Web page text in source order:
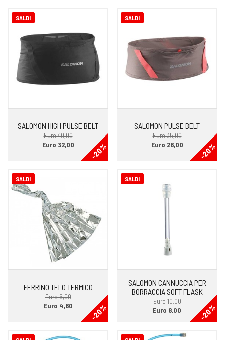
SALDI
SALOMON HIGH PULSE BELT
Euro 40,00
-20%
Euro 32,00
SALDI
SALOMON PULSE BELT
Euro 35,00
-20%
Euro 28,00
SALDI
FERRINO TELO TERMICO
Euro 6,00
-20%
Euro 4,80
SALDI
SALOMON CANNUCCIA PER
BORRACCIA SOFT FLASK
Euro 10,00
-20%
Euro 8,00